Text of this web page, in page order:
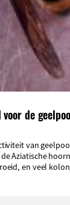
de
van
Aziatische
en veel